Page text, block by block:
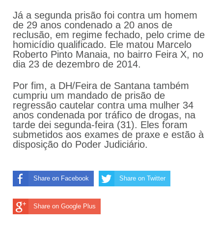
Já a segunda prisão foi contra um homem
de 29 anos condenado a 20 anos de
reclusão, em regime fechado, pelo crime de
homicídio qualificado. Ele matou Marcelo
Roberto Pinto Manaia, no bairro Feira X, no
dia 23 de dezembro de 2014.
Por fim, a DH/Feira de Santana também
cumpriu um mandado de prisão de
regressão cautelar contra uma mulher 34
anos condenada por tráfico de drogas, na
tarde dei segunda-feira (31). Eles foram
submetidos aos exames de praxe e estão à
disposição do Poder Judiciário.
Share on Facebook Share on Twitter
Share on Google Plus